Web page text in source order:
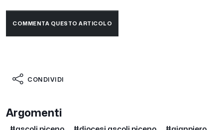
COMMENTA QUESTO ARTICOLO
CONDIVIDI
Argomenti